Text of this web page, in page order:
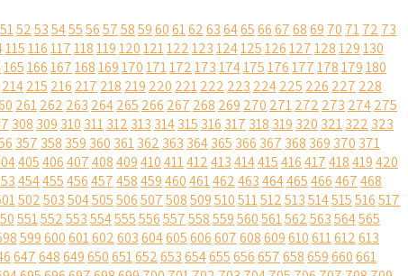
51525354555657585960616263646566676869 70 7172 73
115116117118119120121122123124125126127128129130
165166167168169170171172173174175176177178179180
214215 216 217 218 219 220 221222 223 224225 226 227 228
261262 263 264265 266 267 268 269 270 271272 273 274275
308 309 310 311312 313 314315 316 317 318 319 320 321322 323
357 358 359 360 361362 363 364365 366 367 368 369 370 371
405406407408409410411412413414415416417418419420
454455456457458459460461462463464465466467468
502503504505506507508509510511512513514515516517
551552553554555556557558559560561562563564565
599600601602603604605606607608609610611612613
647648649650651652653654655656657658659660661